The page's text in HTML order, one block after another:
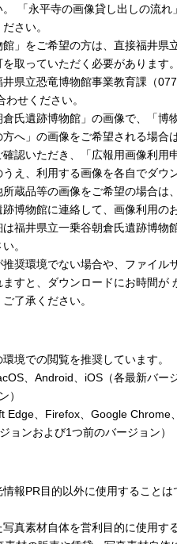
。 「永平寺の画像貸し出しの流れ
さい。
館」をご希望の方は、直接福井県
取っていただく必要があります
井県立恐竜博物館事業教育課（
せください。
倉氏遺跡博物館」の画像で、「博
へ」の画像をご希望される場合
認いただき、「広報用画像利用
うえ、利用する画像を各自でダウ
蔵品等の画像をご希望の場合は
博物館に連絡して、画像利用の
福井県立一乗谷朝倉氏遺跡博物
。
奨環境でない場合や、ファイル
ますと、ダウンロードにお時間が
了承ください。
境での閲覧を推奨しています。
、Android、iOS（各最新バー
）
Edge、Firefox、Google Chrome
ョンおよび1つ前のバージョン）
報PR目的以外に使用することは
写真素材自体を営利目的に使用す